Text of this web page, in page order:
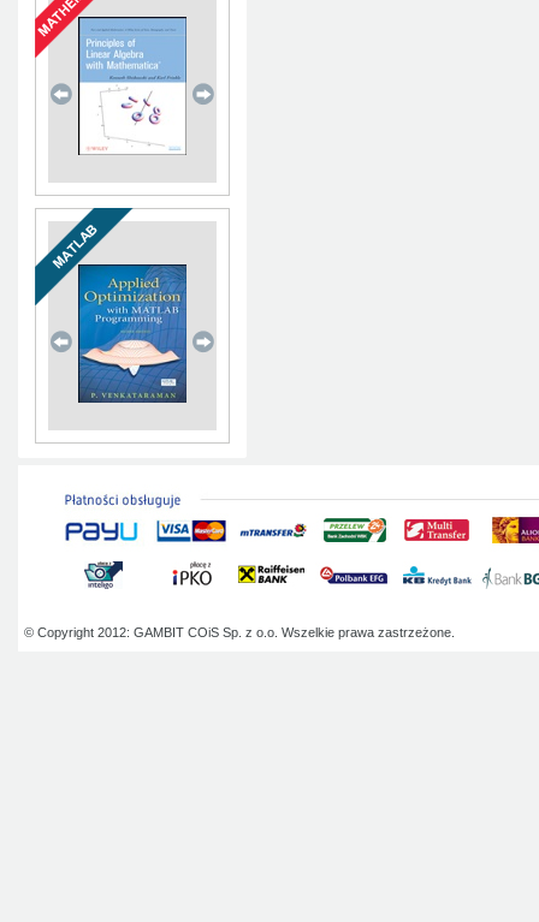
© Copyright 2012: GAMBIT COiS Sp. z o.o. Wszelkie prawa zastrzeżone.